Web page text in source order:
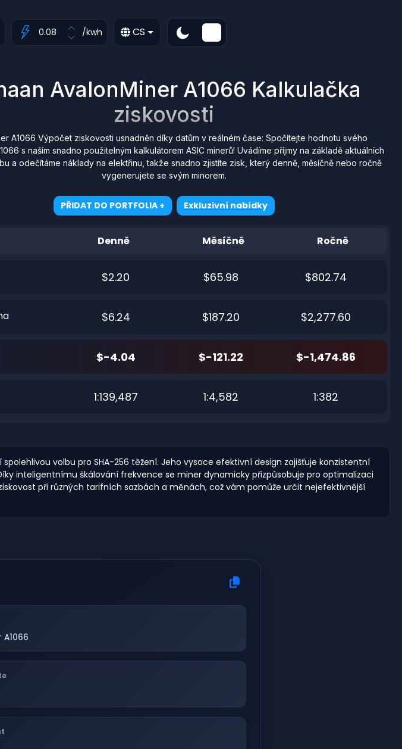
/kwh CS
AvalonMiner A1066 Kalkulačka
ziskovosti
A1066 Výpočet ziskovosti usnadněn díky datům v reálném čase: Spočítejte hodnotu svého
s naším snadno použitelným kalkulátorem ASIC minerů! Uvádíme příjmy na základě aktuálních
a odečítáme náklady na elektřinu, takže snadno zjistíte zisk, který denně, měsíčně nebo ročně
vygenerujete se svým minorem.
PŘIDAT DO PORTFOLIA + Exkluzivní nabídky
Denně Měsíčně Ročně
$2.20 $65.98 $802.74
$6.24 $187.20 $2,277.60
$-4.04 $-121.22 $-1,474.86
1:139,487 1:4,582 1:382
volbu pro SHA-256 těžení. Jeho vysoce efektivní design zajišťuje konzistentní
inteligentnímu škálování frekvence se miner dynamicky přizpůsobuje pro optimalizaci
při různých tarifních sazbách a měnách, což vám pomůže určit nejefektivnější